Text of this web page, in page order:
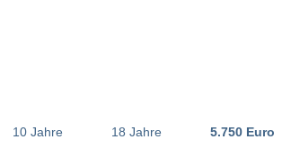
10 Jahre 18 Jahre 5.750 Euro